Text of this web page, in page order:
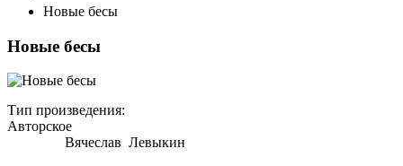
Новые бесы
Новые бесы
Тип произведения:
Авторское
Вячеслав Левыкин